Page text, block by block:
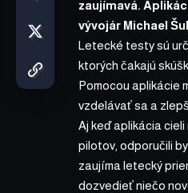
zaujímavá.
vývojár Michael
Letecké testy sú
ktorých čakajú
Pomocou aplikácie
vzdelávať sa a
Aj keď aplikácia
pilotov, odporučili
zaujíma letecký
dozvedieť niečo